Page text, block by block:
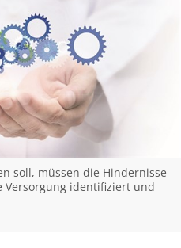
soll, müssen die Hindernisse
identifiziert und